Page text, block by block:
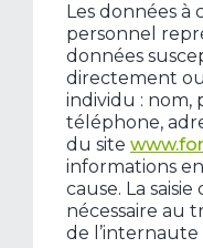
Les données à
personnel
données
directement
individu : nom,
téléphone,
du site
informations
cause. La
nécessaire au
de l’internaute